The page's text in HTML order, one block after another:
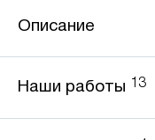
Описание
Наши работы 13